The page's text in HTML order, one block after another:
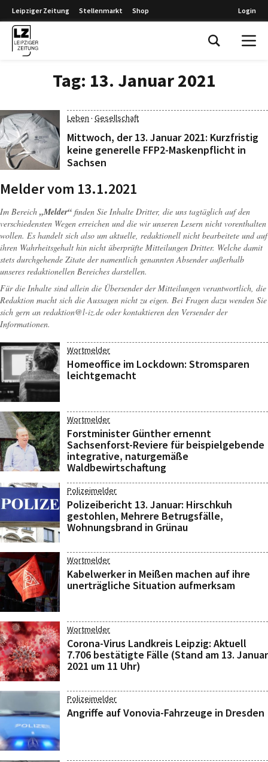
Leipziger Zeitung Stellenmarkt Shop Login
Tag: 13. Januar 2021
Leben · Gesellschaft
Mittwoch, der 13. Januar 2021: Kurzfristig
keine generelle FFP2-Maskenpflicht in
Sachsen
Melder vom 13.1.2021
Im Bereich „Melder“ finden Sie Inhalte Dritter, die uns tagtäglich auf den
verschiedensten Wegen erreichen und die wir unseren Lesern nicht vorenthalten
wollen. Es handelt sich also um aktuelle, redaktionell nicht bearbeitete und auf
ihren Wahrheitsgehalt hin nicht überprüfte Mitteilungen Dritter. Welche damit
stets durchgehende Zitate der namentlich genannten Absender außerhalb
unseres redaktionellen Bereiches darstellen.
Für die Inhalte sind allein die Übersender der Mitteilungen verantwortlich, die
Redaktion macht sich die Aussagen nicht zu eigen. Bei Fragen dazu wenden Sie
sich gern an redaktion@l-iz.de oder kontaktieren den Versender der
Informationen.
Wortmelder
Homeoffice im Lockdown: Stromsparen
leichtgemacht
Wortmelder
Forstminister Günther ernennt
Sachsenforst-Reviere für beispielgebende
integrative, naturgemäße
Waldbewirtschaftung
Polizeimelder
Polizeibericht 13. Januar: Hirschkuh
gestohlen, Mehrere Betrugsfälle,
Wohnungsbrand in Grünau
Wortmelder
Kabelwerker in Meißen machen auf ihre
unerträgliche Situation aufmerksam
Wortmelder
Corona-Virus Landkreis Leipzig: Aktuell
7.706 bestätigte Fälle (Stand am 13. Januar
2021 um 11 Uhr)
Polizeimelder
Angriffe auf Vonovia-Fahrzeuge in Dresden